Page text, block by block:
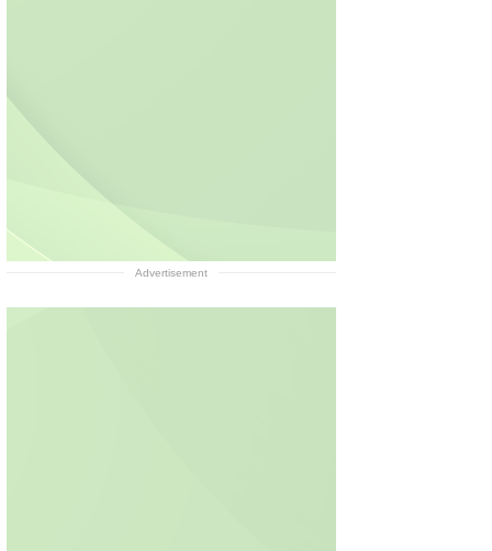
Advertisement